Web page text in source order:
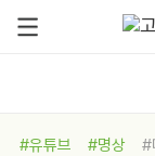
#유튜브 #명상 #